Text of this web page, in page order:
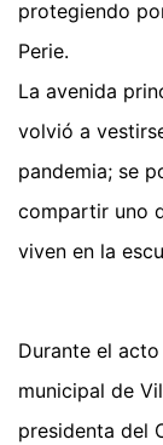
protegiendo
Perie.
La avenida
volvió a
pandemia; se
compartir uno
viven en la
Durante el
municipal de
presidenta del